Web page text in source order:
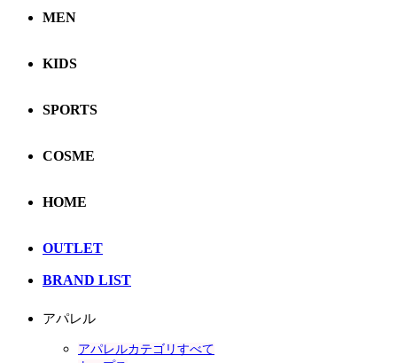
MEN
KIDS
SPORTS
COSME
HOME
OUTLET
BRAND LIST
アパレル
アパレルカテゴリすべて